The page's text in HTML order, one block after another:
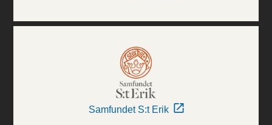
Samfundet S:t Erik